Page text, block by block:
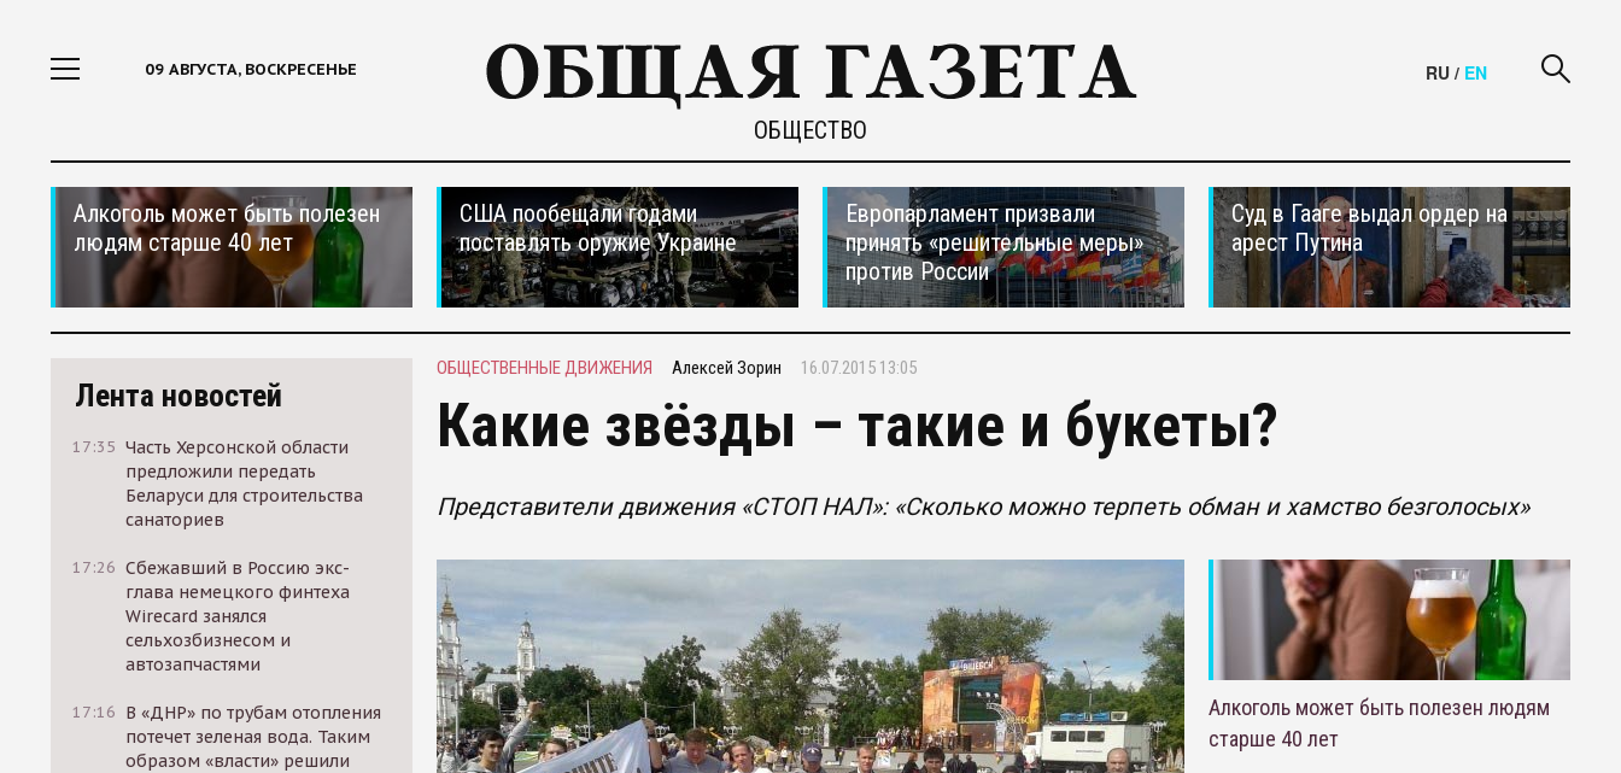
09 АВГУСТА, ВОСКРЕСЕНЬЕ
ОБЩЕСТВО
RU / EN
Алкоголь может быть полезен
людям старше 40 лет
США пообещали годами
поставлять оружие Украине
Европарламент призвали
принять «решительные меры»
против России
Суд в Гааге выдал ордер на
арест Путина
Лента новостей
17:35 Часть Херсонской области
предложили передать
Беларуси для строительства
санаториев
17:26 Сбежавший в Россию экс-
глава немецкого финтеха
Wirecard занялся
сельхозбизнесом и
автозапчастями
17:16 В «ДНР» по трубам отопления
потечет зеленая вода. Таким
образом «власти» решили
ОБЩЕСТВЕННЫЕ ДВИЖЕНИЯ Алексей Зорин 16.07.2015 13:05
Какие звёзды – такие и букеты?
Представители движения «СТОП НАЛ»: «Сколько можно терпеть обман и хамство безголосых»
Алкоголь может быть полезен людям
старше 40 лет